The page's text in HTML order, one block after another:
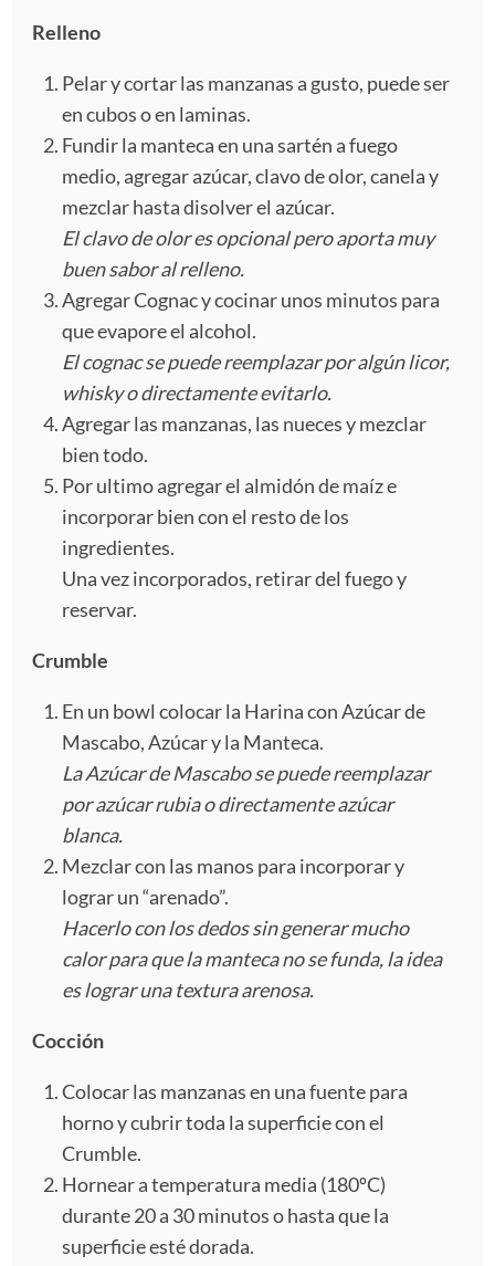
Relleno
Pelar y cortar las manzanas a gusto, puede ser
en cubos o en laminas.
Fundir la manteca en una sartén a fuego
medio, agregar azúcar, clavo de olor, canela y
mezclar hasta disolver el azúcar.
El clavo de olor es opcional pero aporta muy
buen sabor al relleno.
Agregar Cognac y cocinar unos minutos para
que evapore el alcohol.
El cognac se puede reemplazar por algún licor,
whisky o directamente evitarlo.
Agregar las manzanas, las nueces y mezclar
bien todo.
Por ultimo agregar el almidón de maíz e
incorporar bien con el resto de los
ingredientes.
Una vez incorporados, retirar del fuego y
reservar.
Crumble
En un bowl colocar la Harina con Azúcar de
Mascabo, Azúcar y la Manteca.
La Azúcar de Mascabo se puede reemplazar
por azúcar rubia o directamente azúcar
blanca.
Mezclar con las manos para incorporar y
lograr un “arenado”.
Hacerlo con los dedos sin generar mucho
calor para que la manteca no se funda, la idea
es lograr una textura arenosa.
Cocción
Colocar las manzanas en una fuente para
horno y cubrir toda la superficie con el
Crumble.
Hornear a temperatura media (180ºC)
durante 20 a 30 minutos o hasta que la
superficie esté dorada.